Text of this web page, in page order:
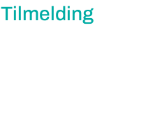
Tilmelding